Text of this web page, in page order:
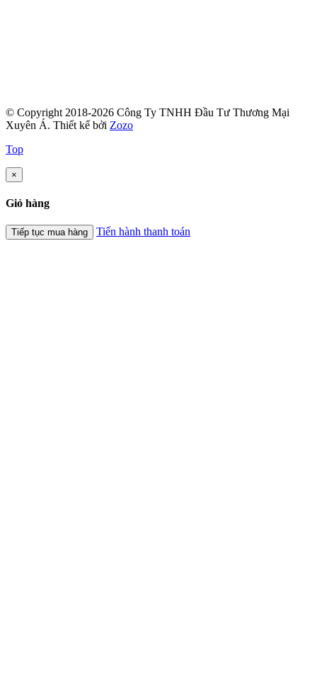
© Copyright 2018-2026 Công Ty TNHH Đầu Tư Thương Mại
Xuyên Á. Thiết kế bởi Zozo
Top
×
Giỏ hàng
Tiếp tục mua hàng Tiến hành thanh toán